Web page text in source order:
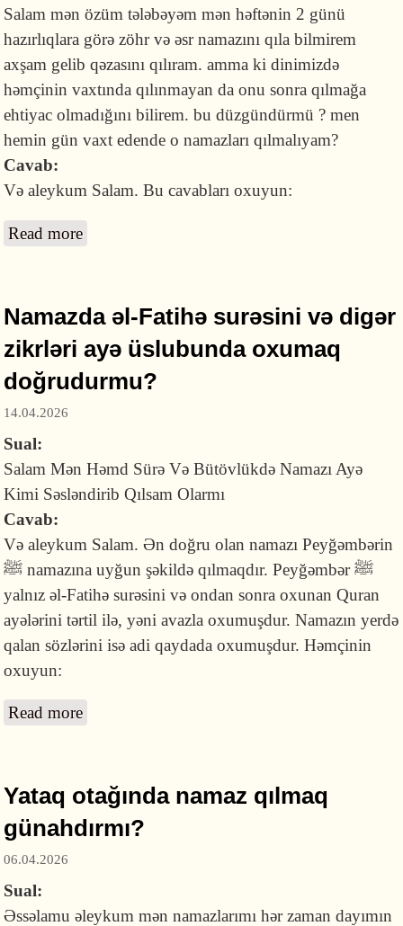
Salam mən özüm tələbəyəm mən həftənin 2 günü
hazırlıqlara görə zöhr və əsr namazını qıla bilmirem
axşam gelib qəzasını qılıram. amma ki dinimizdə
həmçinin vaxtında qılınmayan da onu sonra qılmağa
ehtiyac olmadığını bilirem. bu düzgündürmü ? men
hemin gün vaxt edende o namazları qılmalıyam?
Cavab:
Və aleykum Salam. Bu cavabları oxuyun:
Read more
Namazda əl-Fatihə surəsini və digər
zikrləri ayə üslubunda oxumaq
doğrudurmu?
14.04.2026
Sual:
Salam Mən Həmd Sürə Və Bütövlükdə Namazı Ayə
Kimi Səsləndirib Qılsam Olarmı
Cavab:
Və aleykum Salam. Ən doğru olan namazı Peyğəmbərin
ﷺ namazına uyğun şəkildə qılmaqdır. Peyğəmbər ﷺ
yalnız əl-Fatihə surəsini və ondan sonra oxunan Quran
ayələrini tərtil ilə, yəni avazla oxumuşdur. Namazın yerdə
qalan sözlərini isə adi qaydada oxumuşdur. Həmçinin
oxuyun:
Read more
Yataq otağında namaz qılmaq
günahdırmı?
06.04.2026
Sual:
Əssəlamu əleykum mən namazlarımı hər zaman dayımın